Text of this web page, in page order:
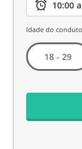
Idade do
18 - 29